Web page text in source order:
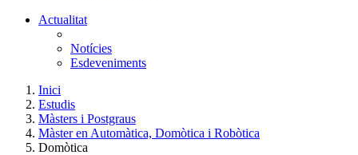
Actualitat
Notícies
Esdeveniments
Inici
Estudis
Màsters i Postgraus
Màster en Automàtica, Domòtica i Robòtica
Domòtica